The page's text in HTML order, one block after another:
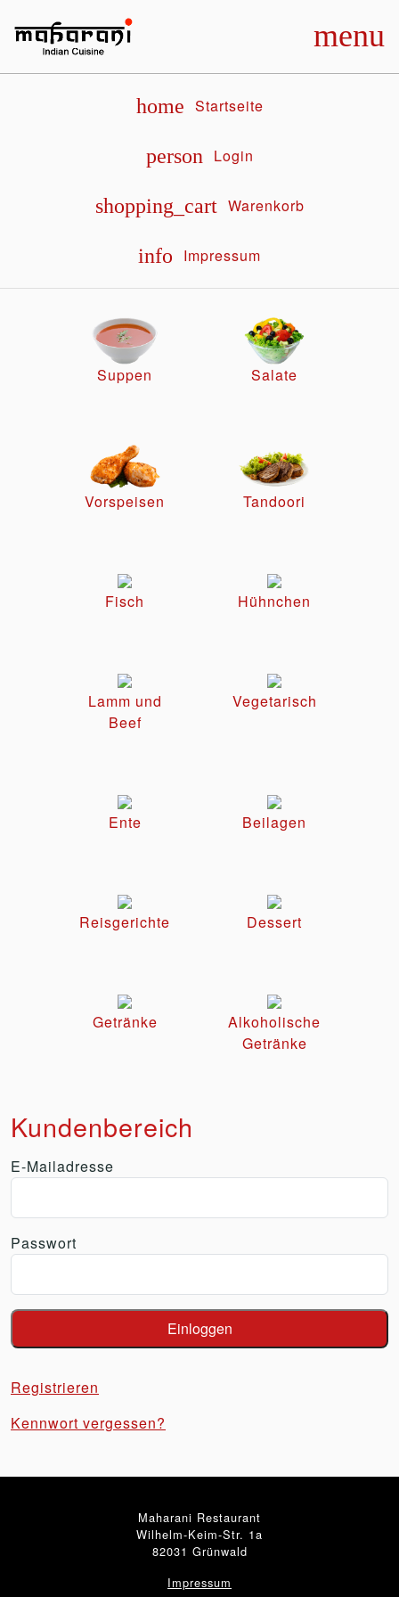
menu
home Startseite
person Login
shopping_cart Warenkorb
info Impressum
Suppen Salate
Vorspeisen Tandoori
Fisch Hühnchen
Lamm und
Beef
Vegetarisch
Ente Beilagen
Reisgerichte Dessert
Getränke
Alkoholische
Getränke
Kundenbereich
E-Mailadresse
Passwort
Registrieren
Kennwort vergessen?
Maharani Restaurant
Wilhelm-Keim-Str. 1a
82031 Grünwald
Impressum